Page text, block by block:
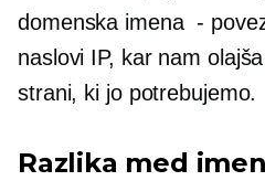
domenska imena -
naslovi IP, kar nam
strani, ki jo potrebujemo.
Razlika med